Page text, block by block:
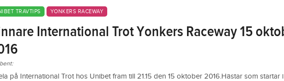
TRAVTIPS YONKERS RACEWAY
International Trot Yonkers Raceway 15
på International Trot hos Unibet fram till 21.15 den 15 oktober 2016.Hästar som startar i